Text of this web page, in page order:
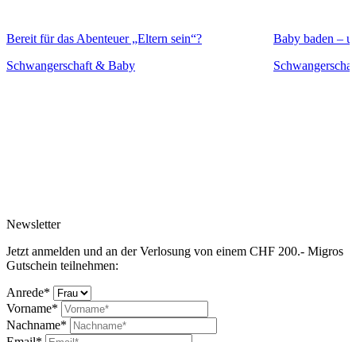
Bereit für das Abenteuer „Eltern sein“?
Schwangerschaft & Baby
Baby baden –
Newsletter
Jetzt anmelden und an der Verlosung von einem CHF 200.- Migros
Gutschein teilnehmen:
Anrede*
Vorname*
Nachname*